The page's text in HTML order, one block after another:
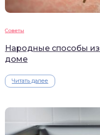
Советы
Народные способы
доме
Читать далее